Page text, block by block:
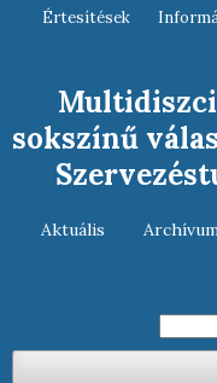
sokszínű
Aktuális
Értesítések